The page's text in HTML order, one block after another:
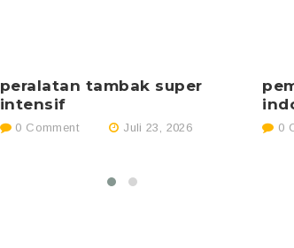
peralatan tambak super
intensif
0 Comment Juli 23, 2026 0